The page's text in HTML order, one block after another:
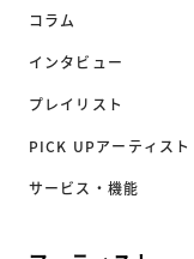
コラム
インタビュー
プレイリスト
PICK UPアーティスト
サービス・機能